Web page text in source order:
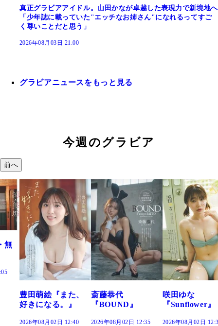
真正グラビアアイドル。山田かなが卓越した表現力で新境地へ
「少年誌に載っていた"エッチなお姉さん"になれるってすご
く尊いことだと思う」
2026年08月03日 21:00
グラビアニュースをもっと見る
今週のグラビア
前へ
斎藤恭代
『BOUND』
2026年08月02日 12:35
咲田ゆな
『Sunflower』
2026年08月02日 12:30
藤水咲桜『花
だまり』
2026年08月02日